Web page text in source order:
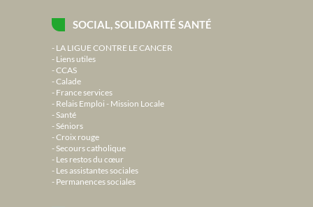
SOCIAL, SOLIDARITÉ SANTÉ
LA LIGUE CONTRE LE CANCER
Liens utiles
CCAS
Calade
France services
Relais Emploi - Mission Locale
Santé
Séniors
Croix rouge
Secours catholique
Les restos du cœur
Les assistantes sociales
Permanences sociales